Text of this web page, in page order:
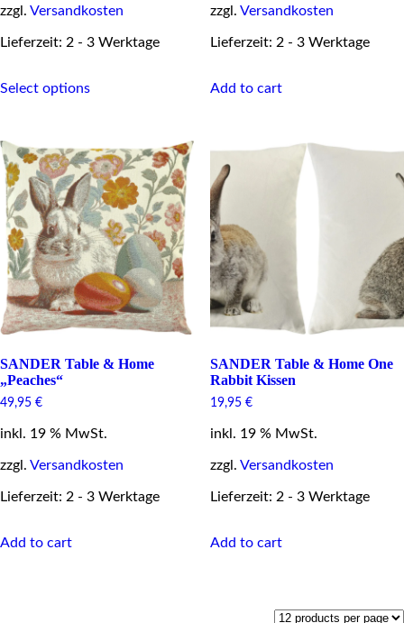
zzgl. Versandkosten
Lieferzeit: 2 - 3 Werktage
Select optionsproduct
The
options
may
be
chosen
on
the
product
page
zzgl. Versandkosten
Lieferzeit: 2 - 3 Werktage
Add to cart
SANDER Table & Home
„Peaches“
49,95 €
inkl. 19 % MwSt.
zzgl. Versandkosten
Lieferzeit: 2 - 3 Werktage
Add to cart
SANDER Table & Home One
Rabbit Kissen
19,95 €
inkl. 19 % MwSt.
zzgl. Versandkosten
Lieferzeit: 2 - 3 Werktage
Add to cart